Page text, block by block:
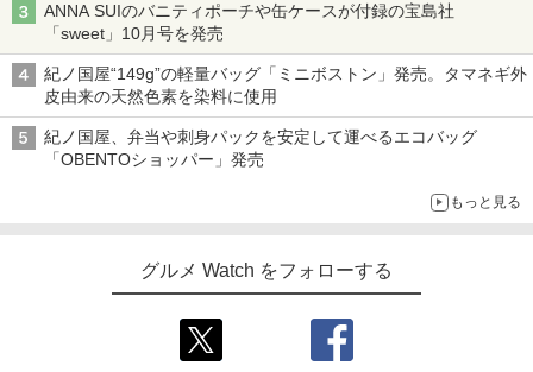
ANNA SUIのバニティポーチや缶ケースが付録の宝島社
「sweet」10月号を発売
紀ノ国屋“149g”の軽量バッグ「ミニボストン」発売。タマネギ外
皮由来の天然色素を染料に使用
紀ノ国屋、弁当や刺身パックを安定して運べるエコバッグ
「OBENTOショッパー」発売
もっと見る
グルメ Watch をフォローする